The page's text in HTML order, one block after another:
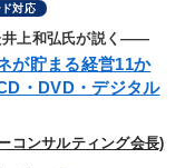
対応
井上和弘氏が説く――
が貯まる経営11か
・DVD・デジタル
コンサルティング会長)